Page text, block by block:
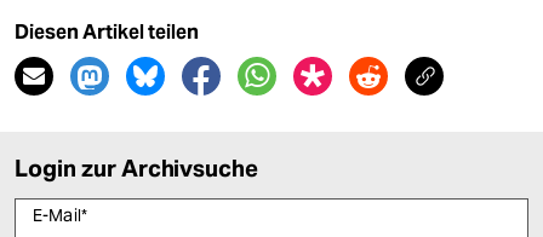
Diesen Artikel teilen
Login zur Archivsuche
E-Mail*